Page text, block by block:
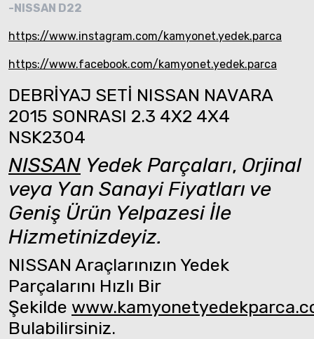
-NISSAN D22
https://www.instagram.com/kamyonet.yedek.parca
https://www.facebook.com/kamyonet.yedek.parca
DEBRİYAJ SETİ NISSAN NAVARA
2015 SONRASI 2.3 4X2 4X4
NSK2304
NISSAN Yedek Parçaları, Orjinal
veya Yan Sanayi Fiyatları ve
Geniş Ürün Yelpazesi İle
Hizmetinizdeyiz.
NISSAN Araçlarınızın Yedek
Parçalarını Hızlı Bir
Şekilde
Bulabilirsiniz.